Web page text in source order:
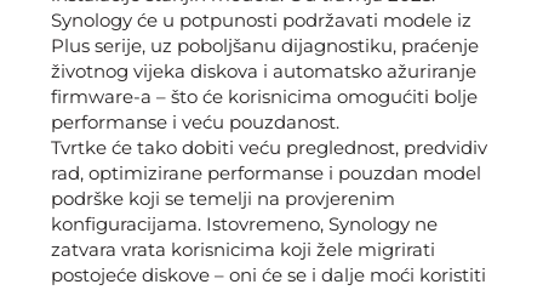
Synology će u potpunosti podržavati modele iz
Plus serije, uz poboljšanu dijagnostiku, praćenje
životnog vijeka diskova i automatsko ažuriranje
firmware-a – što će korisnicima omogućiti bolje
performanse i veću pouzdanost.
Tvrtke će tako dobiti veću preglednost, predvidiv
rad, optimizirane performanse i pouzdan model
podrške koji se temelji na provjerenim
konfiguracijama. Istovremeno, Synology ne
zatvara vrata korisnicima koji žele migrirati
postojeće diskove – oni će se i dalje moći koristiti